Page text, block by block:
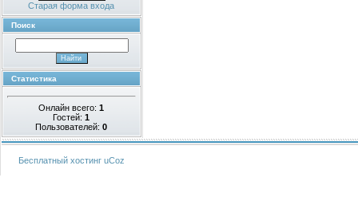
Старая форма входа
Поиск
Статистика
Онлайн всего:1
Гостей:1
Пользователей:0
Бесплатный хостинг uCoz